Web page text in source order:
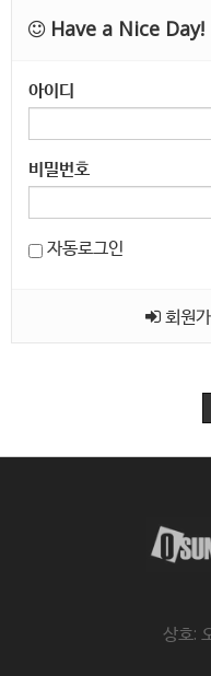
Have a Nice Day!
아이디
비밀번호
자동로그인
회원
상호: